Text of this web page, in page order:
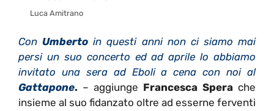
Luca Amitrano
ConUmberto in questi anni non ci siamo mai
persi un suo concerto ed ad aprile lo abbiamo
invitato una sera ad Eboli a cena con noi al
Gattapone. – aggiunge Francesca Spera che
insieme al suo fidanzato oltre ad esserne ferventi